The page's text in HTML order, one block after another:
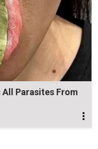
Parasites From